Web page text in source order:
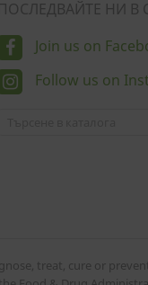
ПОСЛЕДВАЙТЕ НИ
Join us on
Follow us on
treat, cure or